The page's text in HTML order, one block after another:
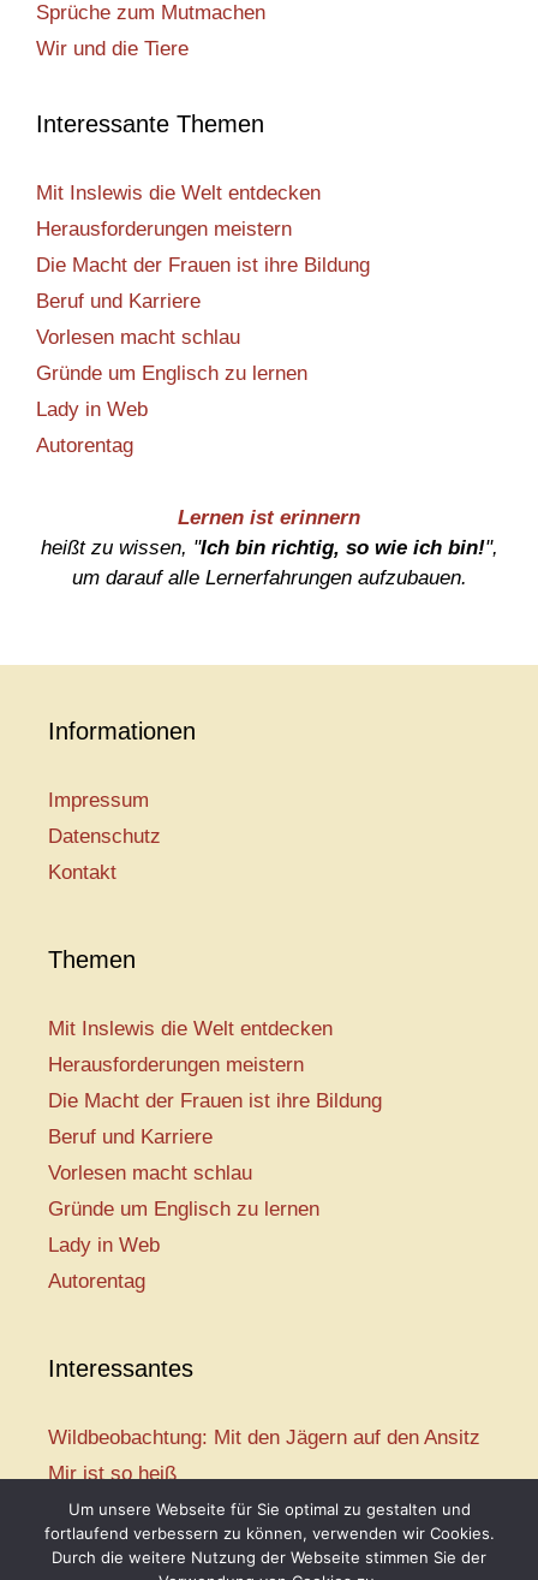
Sprüche zum Mutmachen
Wir und die Tiere
Interessante Themen
Mit Inslewis die Welt entdecken
Herausforderungen meistern
Die Macht der Frauen ist ihre Bildung
Beruf und Karriere
Vorlesen macht schlau
Gründe um Englisch zu lernen
Lady in Web
Autorentag
Lernen ist erinnern
heißt zu wissen, "Ich bin richtig, so wie ich bin!",
um darauf alle Lernerfahrungen aufzubauen.
Informationen
Impressum
Datenschutz
Kontakt
Themen
Mit Inslewis die Welt entdecken
Herausforderungen meistern
Die Macht der Frauen ist ihre Bildung
Beruf und Karriere
Vorlesen macht schlau
Gründe um Englisch zu lernen
Lady in Web
Autorentag
Interessantes
Wildbeobachtung: Mit den Jägern auf den Ansitz
Mir ist so heiß
Mission: Rettungsschwimmer
Vogelwelt-Entdeckertour
Um unsere Webseite für Sie optimal zu gestalten und
fortlaufend verbessern zu können, verwenden wir Cookies.
Durch die weitere Nutzung der Webseite stimmen Sie der